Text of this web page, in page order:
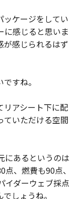
ッケージをしてい
に感じると思いま
が感じられるはず
すね。
リアシート下に配
ていただける空間
にあるというのは
、燃費も90点、
イダーウェブ採点
しょうね。